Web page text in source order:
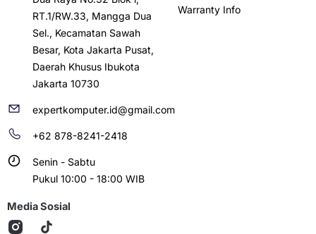
RT.1/RW.33, Mangga Dua
Sel., Kecamatan Sawah
Besar, Kota Jakarta Pusat,
Daerah Khusus Ibukota
Jakarta 10730
expertkomputer.id@gmail.com
+62 878-8241-2418
Senin - Sabtu
Pukul 10:00 - 18:00 WIB
Warranty Info
Media Sosial